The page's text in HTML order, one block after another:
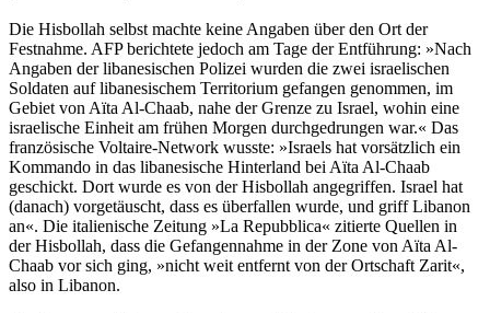
Die Hisbollah selbst machte keine Angaben über den Ort der
Festnahme. AFP berichtete jedoch am Tage der Entführung: »Nach
Angaben der libanesischen Polizei wurden die zwei israelischen
Soldaten auf libanesischem Territorium gefangen genommen, im
Gebiet von Aïta Al-Chaab, nahe der Grenze zu Israel, wohin eine
israelische Einheit am frühen Morgen durchgedrungen war.« Das
französische Voltaire-Network wusste: »Israels hat vorsätzlich ein
Kommando in das libanesische Hinterland bei Aïta Al-Chaab
geschickt. Dort wurde es von der Hisbollah angegriffen. Israel hat
(danach) vorgetäuscht, dass es überfallen wurde, und griff Libanon
an«. Die italienische Zeitung »La Repubblica« zitierte Quellen in
der Hisbollah, dass die Gefangennahme in der Zone von Aïta Al-
Chaab vor sich ging, »nicht weit entfernt von der Ortschaft Zarit«,
also in Libanon.